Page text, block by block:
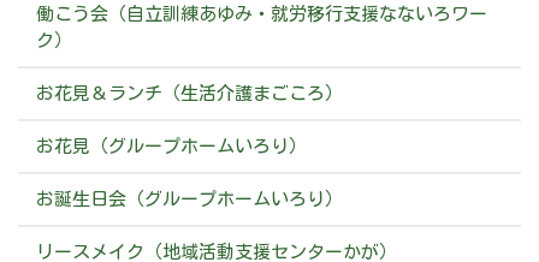
働こう会（自立訓練あゆみ・就労移行支援なないろワー
ク）
お花見＆ランチ（生活介護まごころ）
お花見（グループホームいろり）
お誕生日会（グループホームいろり）
リースメイク（地域活動支援センターかが）